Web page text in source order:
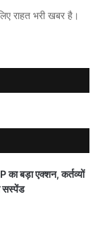
राहत भरी खबर है।
बड़ा एक्शन, कर्तव्यों
सस्पेंड